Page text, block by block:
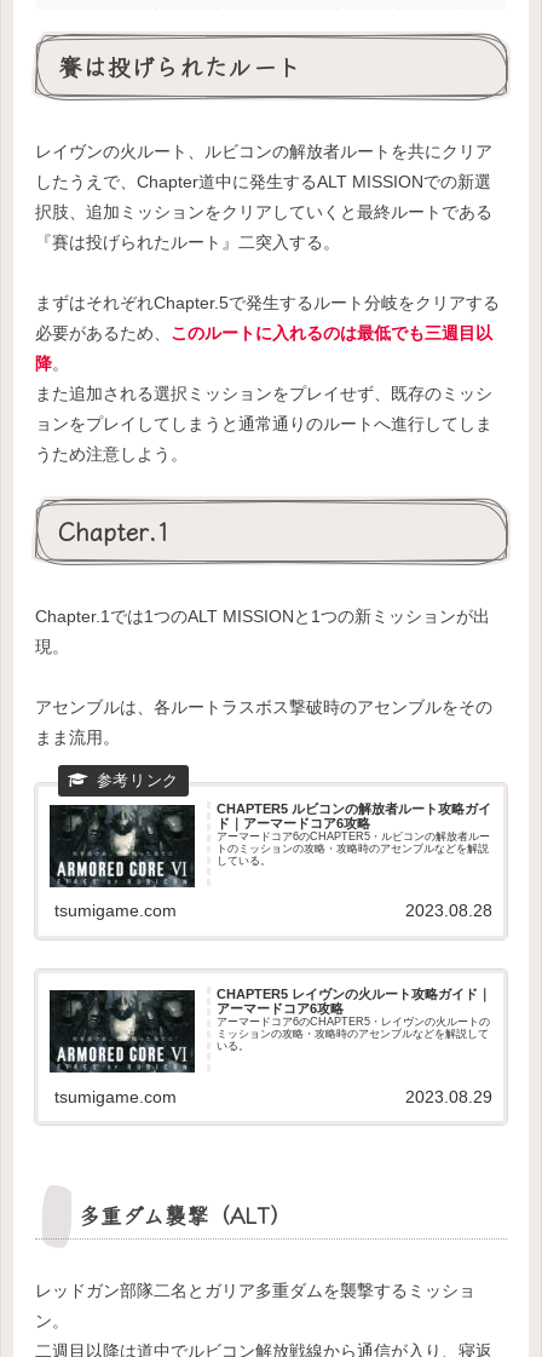
賽は投げられたルート
レイヴンの火ルート、ルビコンの解放者ルートを共にクリア
したうえで、Chapter道中に発生するALT MISSIONでの新選
択肢、追加ミッションをクリアしていくと最終ルートである
『賽は投げられたルート』二突入する。
まずはそれぞれChapter.5で発生するルート分岐をクリアする
必要があるため、 このルートに入れるのは最低でも三週目以
降。
また追加される選択ミッションをプレイせず、既存のミッシ
ョンをプレイしてしまうと通常通りのルートへ進行してしま
うため注意しよう。
Chapter.1
Chapter.1では1つのALT MISSIONと1つの新ミッションが出
現。
アセンブルは、各ルートラスボス撃破時のアセンブルをその
まま流用。
CHAPTER5 ルビコンの解放者ルート攻略ガイ
ド｜アーマードコア6攻略
アーマードコア6のCHAPTER5・ルビコンの解放者ルー
トのミッションの攻略・攻略時のアセンブルなどを解説
している。
tsumigame.com 2023.08.28
CHAPTER5 レイヴンの火ルート攻略ガイド｜
アーマードコア6攻略
アーマードコア6のCHAPTER5・レイヴンの火ルートの
ミッションの攻略・攻略時のアセンブルなどを解説して
いる。
tsumigame.com 2023.08.29
多重ダム襲撃（ALT）
レッドガン部隊二名とガリア多重ダムを襲撃するミッショ
ン。
二週目以降は道中でルビコン解放戦線から通信が入り、寝返